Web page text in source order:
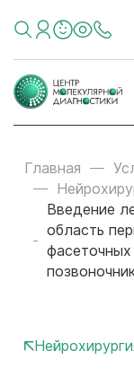
Главная
Введение
область